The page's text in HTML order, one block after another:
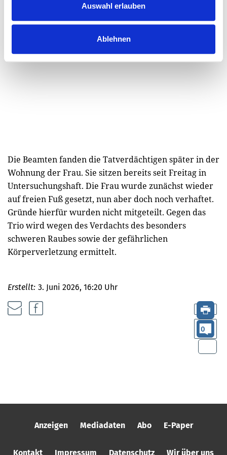
Auswahl erlauben
Ablehnen
Die Beamten fanden die Tatverdächtigen später in der
Wohnung der Frau. Sie sitzen bereits seit Freitag in
Untersuchungshaft. Die Frau wurde zunächst wieder
auf freien Fuß gesetzt, nun aber doch noch verhaftet.
Gründe hierfür wurden nicht mitgeteilt. Gegen das
Trio wird wegen des Verdachts des besonders
schweren Raubes sowie der gefährlichen
Körperverletzung ermittelt.
Erstellt: 3. Juni 2026, 16:20 Uhr
0
Anzeigen Mediadaten Abo E-Paper
Kontakt Impressum Datenschutz Wir über uns